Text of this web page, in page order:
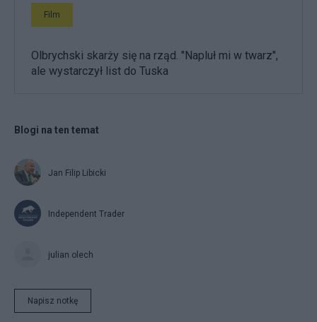
Film
Olbrychski skarży się na rząd. "Napluł mi w twarz",
ale wystarczył list do Tuska
Blogi na ten temat
Jan Filip Libicki
Independent Trader
julian olech
Napisz notkę